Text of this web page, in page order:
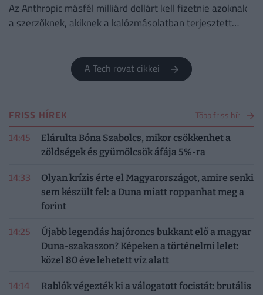
Az Anthropic másfél milliárd dollárt kell fizetnie azoknak
a szerzőknek, akiknek a kalózmásolatban terjesztett
A Tech rovat cikkei
FRISS HÍREK Több friss hír
14:45
Elárulta Bóna Szabolcs, mikor csökkenhet a
zöldségek és gyümölcsök áfája 5%-ra
14:33
Olyan krízis érte el Magyarországot, amire senki
sem készült fel: a Duna miatt roppanhat meg a
forint
14:25
Újabb legendás hajóroncs bukkant elő a magyar
Duna-szakaszon? Képeken a történelmi lelet:
közel 80 éve lehetett víz alatt
14:14
Rablók végezték ki a válogatott focistát: brutális